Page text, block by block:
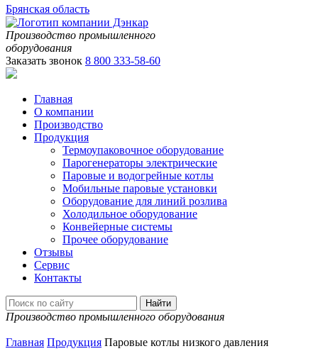
Брянская область
Производство промышленного
оборудования
Заказать звонок 8 800 333-58-60
Главная
О компании
Производство
Продукция
Термоупаковочное оборудование
Парогенераторы электрические
Паровые и водогрейные котлы
Мобильные паровые установки
Оборудование для линий розлива
Холодильное оборудование
Конвейерные системы
Прочее оборудование
Отзывы
Сервис
Контакты
Производство промышленного оборудования
Главная Продукция Паровые котлы низкого давления